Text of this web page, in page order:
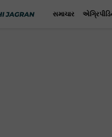
સમાચાર